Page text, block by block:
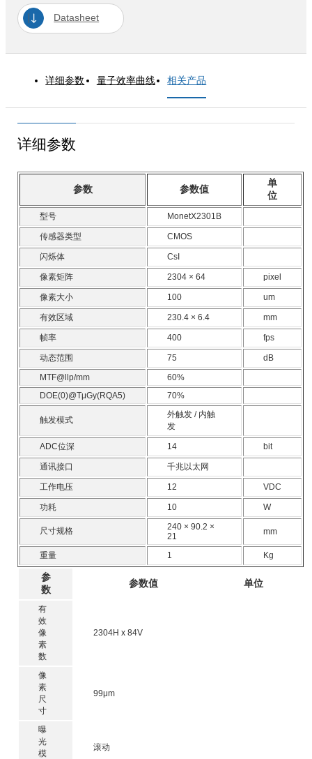
Datasheet
详细参数 量子效率曲线 相关产品
详细参数
参数 参数值
单
位
型号 MonetX2301B
传感器类型 CMOS
闪烁体 CsI
像素矩阵 2304 × 64 pixel
像素大小 100 um
有效区域 230.4 × 6.4 mm
帧率 400 fps
动态范围 75
dB
MTF@llp/mm
60%
DOE(0)@TμGy(RQA5)
70%
触发模式
外触发 / 内触
发
ADC位深 14 bit
通讯接口 千兆以太网
工作电压 12 VDC
功耗 10 W
尺寸规格
240 × 90.2 ×
21
mm
重量 1 Kg
参
数
参数值 单位
有
效
像
素
数
2304H x 84V
像
素
尺
寸
99μm
曝
光
模
滚动